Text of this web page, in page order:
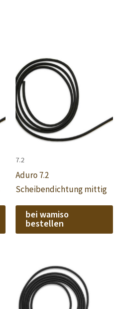
7.2
Aduro 7.2
Scheibendichtung mittig
bei wamiso
bestellen